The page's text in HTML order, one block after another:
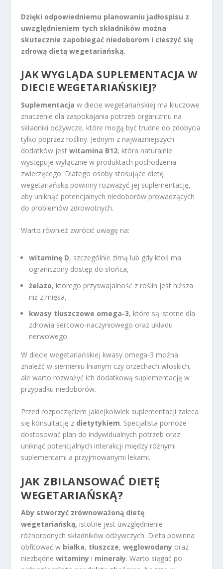
Dzięki odpowiedniemu planowaniu jadłospisu z
uwzględnieniem tych składników można
skutecznie zapobiegać niedoborom i cieszyć się
zdrową dietą wegetariańską.
JAK WYGLĄDA SUPLEMENTACJA W
DIECIE WEGETARIAŃSKIEJ?
Suplementacja w diecie wegetariańskiej ma kluczowe
znaczenie dla zaspokajania potrzeb organizmu na
składniki odżywcze, które mogą być trudne do zdobycia
tylko poprzez rośliny. Jednym z najważniejszych
dodatków jestwitamina B12, która naturalnie
występuje wyłącznie w produktach pochodzenia
zwierzęcego. Dlatego osoby stosujące dietę
wegetariańską powinny rozważyć jej suplementację,
aby uniknąć potencjalnych niedoborów prowadzących
do problemów zdrowotnych.
Warto również zwrócić uwagę na:
witaminę D, szczególnie zimą lub gdy ktoś ma
ograniczony dostęp do słońca,
żelazo, którego przyswajalność z roślin jest niższa
niż z mięsa,
kwasy tłuszczowe omega-3, które są istotne dla
zdrowia sercowo-naczyniowego oraz układu
nerwowego.
W diecie wegetariańskiej kwasy omega-3 można
znaleźć w siemieniu lnianym czy orzechach włoskich,
ale warto rozważyć ich dodatkową suplementację w
przypadku niedoborów.
Przed rozpoczęciem jakiejkolwiek suplementacji zaleca
się konsultację z dietytykiem. Specjalista pomoże
dostosować plan do indywidualnych potrzeb oraz
uniknąć potencjalnych interakcji między różnymi
suplementami a przyjmowanymi lekami.
JAK ZBILANSOWAĆ DIETĘ
WEGETARIAŃSKĄ?
Aby stworzyć zrównoważoną dietę
wegetariańską, istotne jest uwzględnienie
różnorodnych składników odżywczych. Dieta powinna
obfitować w białka, tłuszcze,węglowodany oraz
niezbędnewitaminy i minerały. Warto sięgać po